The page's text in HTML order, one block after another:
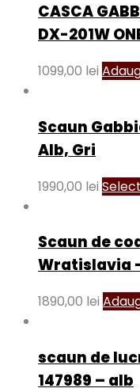
CASCA
DX-201W
1099,00 lei
Scaun
Alb, Gri
1990,00 lei
Scaun de
Wratislavia
1890,00 lei
scaun de
147989 – alb